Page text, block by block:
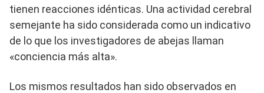
tienen reacciones idénticas. Una actividad cerebral
semejante ha sido considerada como un indicativo
de lo que los investigadores de abejas llaman
«conciencia más alta».
Los mismos resultados han sido observados en